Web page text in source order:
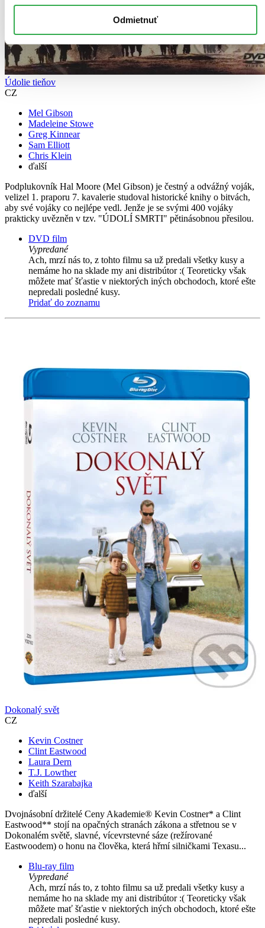
Odmietnuť
Údolie tieňov
CZ
Mel Gibson
Madeleine Stowe
Greg Kinnear
Sam Elliott
Chris Klein
ďalší
Podplukovník Hal Moore (Mel Gibson) je čestný a odvážný voják,
velizel 1. praporu 7. kavalerie studoval historické knihy o bitvách,
aby své vojáky co nejlépe vedl. Jenže je se svými 400 vojáky
prakticky uvězněn v tzv. "ÚDOLÍ SMRTI" pětinásobnou přesilou.
DVD film
Vypredané
Ach, mrzí nás to, z tohto filmu sa už predali všetky kusy a
nemáme ho na sklade my ani distribútor :( Teoreticky však
môžete mať šťastie v niektorých iných obchodoch, ktoré ešte
nepredali posledné kusy.
Pridať do zoznamu
Dokonalý svět
CZ
Kevin Costner
Clint Eastwood
Laura Dern
T.J. Lowther
Keith Szarabajka
ďalší
Dvojnásobní držitelé Ceny Akademie® Kevin Costner* a Clint
Eastwood** stojí na opačných stranách zákona a střetnou se v
Dokonalém světě, slavné, vícevrstevné sáze (režírované
Eastwoodem) o honu na člověka, která hřmí silničkami Texasu...
Blu-ray film
Vypredané
Ach, mrzí nás to, z tohto filmu sa už predali všetky kusy a
nemáme ho na sklade my ani distribútor :( Teoreticky však
môžete mať šťastie v niektorých iných obchodoch, ktoré ešte
nepredali posledné kusy.